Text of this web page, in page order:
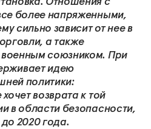
более напряженными,
сильно зависит от нее в
а также
союзником. При
идею
политики:
возврата к той
в области безопасности,
2020 года.